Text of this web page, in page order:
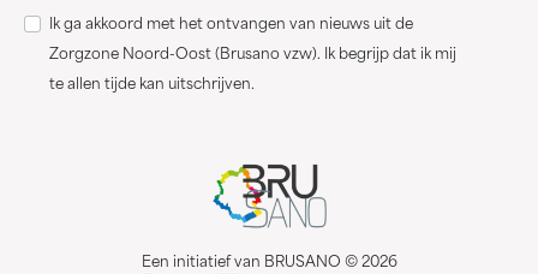
Ik ga akkoord met het ontvangen van nieuws uit de
Zorgzone Noord-Oost (Brusano vzw). Ik begrijp dat ik mij
te allen tijde kan uitschrijven.
Een initiatief van BRUSANO © 2026